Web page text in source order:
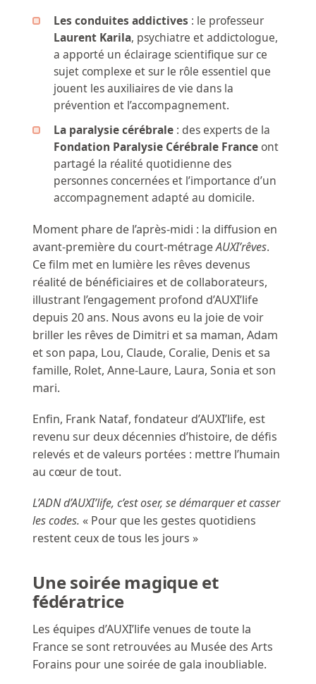
Les conduites addictives : le professeur
Laurent Karila, psychiatre et addictologue,
a apporté un éclairage scientifique sur ce
sujet complexe et sur le rôle essentiel que
jouent les auxiliaires de vie dans la
prévention et l’accompagnement.
La paralysie cérébrale : des experts de la
Fondation Paralysie Cérébrale France ont
partagé la réalité quotidienne des
personnes concernées et l’importance d’un
accompagnement adapté au domicile.
Moment phare de l’après-midi : la diffusion en
avant-première du court-métrageAUXI’rêves.
Ce film met en lumière les rêves devenus
réalité de bénéficiaires et de collaborateurs,
illustrant l’engagement profond d’AUXI’life
depuis 20 ans. Nous avons eu la joie de voir
briller les rêves de Dimitri et sa maman, Adam
et son papa, Lou, Claude, Coralie, Denis et sa
famille, Rolet, Anne-Laure, Laura, Sonia et son
mari.
Enfin, Frank Nataf, fondateur d’AUXI’life, est
revenu sur deux décennies d’histoire, de défis
relevés et de valeurs portées : mettre l’humain
au cœur de tout.
L’ADN d’AUXI’life, c’est oser, se démarquer et casser
les codes. « Pour que les gestes quotidiens
restent ceux de tous les jours »
Une soirée magique et
fédératrice
Les équipes d’AUXI’life venues de toute la
France se sont retrouvées au Musée des Arts
Forains pour une soirée de gala inoubliable.